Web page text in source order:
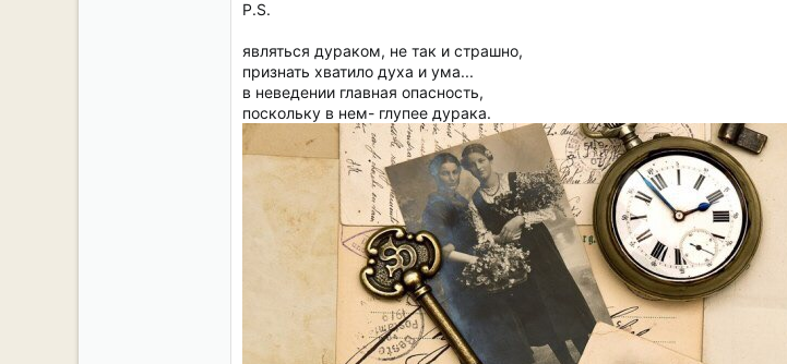
P.S.
являться дураком, не так и страшно,
признать хватило духа и ума...
в неведении главная опасность,
поскольку в нем- глупее дурака.